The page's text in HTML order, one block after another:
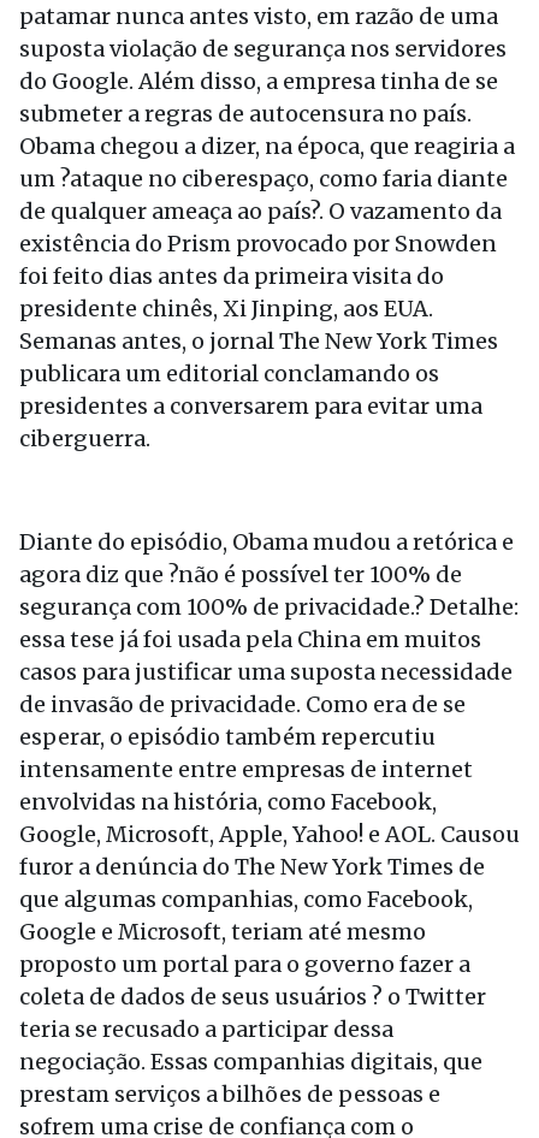
patamar nunca antes visto, em razão de uma
suposta violação de segurança nos servidores
do Google. Além disso, a empresa tinha de se
submeter a regras de autocensura no país.
Obama chegou a dizer, na época, que reagiria a
um ?ataque no ciberespaço, como faria diante
de qualquer ameaça ao país?. O vazamento da
existência do Prism provocado por Snowden
foi feito dias antes da primeira visita do
presidente chinês, Xi Jinping, aos EUA.
Semanas antes, o jornal The New York Times
publicara um editorial conclamando os
presidentes a conversarem para evitar uma
ciberguerra.
Diante do episódio, Obama mudou a retórica e
agora diz que ?não é possível ter 100% de
segurança com 100% de privacidade.? Detalhe:
essa tese já foi usada pela China em muitos
casos para justificar uma suposta necessidade
de invasão de privacidade. Como era de se
esperar, o episódio também repercutiu
intensamente entre empresas de internet
envolvidas na história, como Facebook,
Google, Microsoft, Apple, Yahoo! e AOL. Causou
furor a denúncia do The New York Times de
que algumas companhias, como Facebook,
Google e Microsoft, teriam até mesmo
proposto um portal para o governo fazer a
coleta de dados de seus usuários ? o Twitter
teria se recusado a participar dessa
negociação. Essas companhias digitais, que
prestam serviços a bilhões de pessoas e
sofrem uma crise de confiança com o